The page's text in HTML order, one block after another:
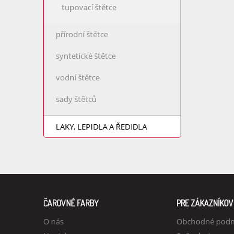
tupovací štětce
přírodní štětce
syntetické štětce
vodní štětce
sady štětců
LAKY, LEPIDLA A ŘEDIDLA
ČAROVNÉ FARBY
O nás
PRE ZÁKAZNÍKOV
Obchodné